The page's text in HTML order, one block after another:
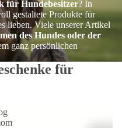
für Hundebesitzer? In
gestaltete Produkte für
lieben. Viele unserer Artikel
des Hundes oder der
ganz persönlichen
für